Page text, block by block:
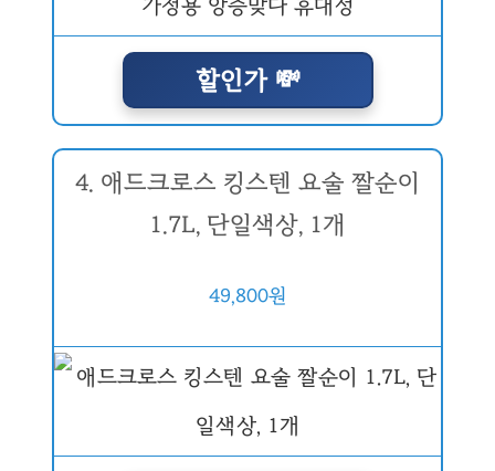
할인가 💸
4. 애드크로스 킹스텐 요술 짤순이
1.7L, 단일색상, 1개
49,800원